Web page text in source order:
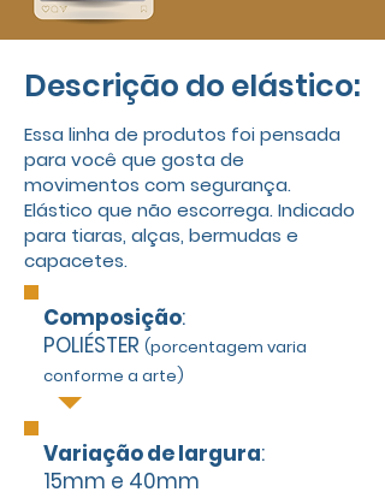
Descrição do elástico:
Essa linha de produtos foi pensada
para você que gosta de
movimentos com segurança.
Elástico que não escorrega. Indicado
para tiaras, alças, bermudas e
capacetes.
Composição:
POLIÉSTER (porcentagem varia
conforme a arte)
Variação de largura:
15mm e 40mm